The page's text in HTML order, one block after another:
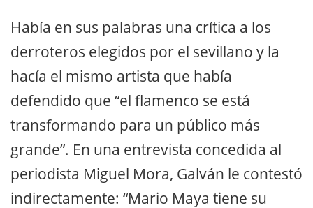
Había en sus palabras una crítica a los
derroteros elegidos por el sevillano y la
hacía el mismo artista que había
defendido que “el flamenco se está
transformando para un público más
grande”. En una entrevista concedida al
periodista Miguel Mora, Galván le contestó
indirectamente: “Mario Maya tiene su